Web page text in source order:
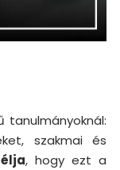
szakmai és
, hogy ezt a